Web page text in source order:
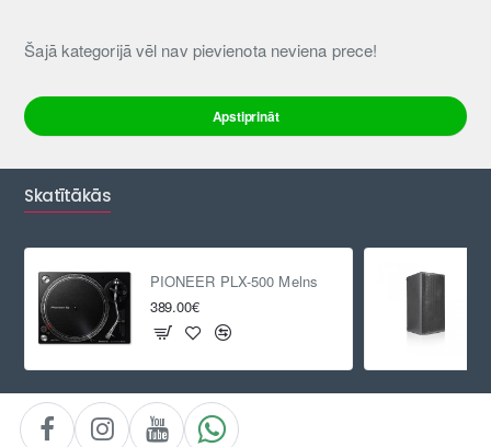
Šajā kategorijā vēl nav pievienota neviena prece!
Apstiprināt
Skatītākās
PIONEER PLX-500 Melns
389.00€